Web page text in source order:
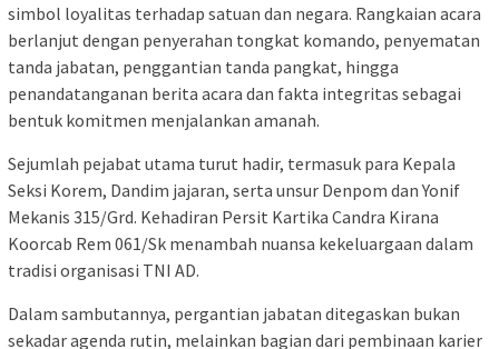
simbol loyalitas terhadap satuan dan negara. Rangkaian acara
berlanjut dengan penyerahan tongkat komando, penyematan
tanda jabatan, penggantian tanda pangkat, hingga
penandatanganan berita acara dan fakta integritas sebagai
bentuk komitmen menjalankan amanah.
Sejumlah pejabat utama turut hadir, termasuk para Kepala
Seksi Korem, Dandim jajaran, serta unsur Denpom dan Yonif
Mekanis 315/Grd. Kehadiran Persit Kartika Candra Kirana
Koorcab Rem 061/Sk menambah nuansa kekeluargaan dalam
tradisi organisasi TNI AD.
Dalam sambutannya, pergantian jabatan ditegaskan bukan
sekadar agenda rutin, melainkan bagian dari pembinaan karier